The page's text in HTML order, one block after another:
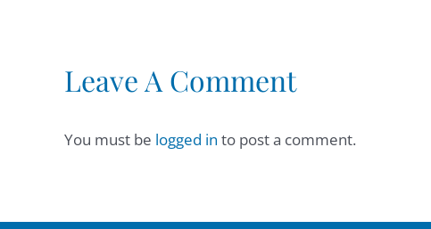
Pertenencia
Leave A Comment
You must be logged in to post a comment.